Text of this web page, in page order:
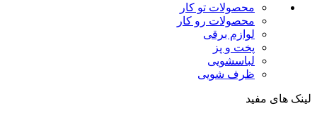
محصولات تو کار
محصولات رو کار
لوازم برقی
پخت و پز
لباسشویی
ظرف شویی
لینک های مفید